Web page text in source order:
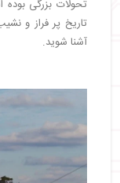
تحولات بزرگی
تاریخ پر فراز و
آشنا شوید.